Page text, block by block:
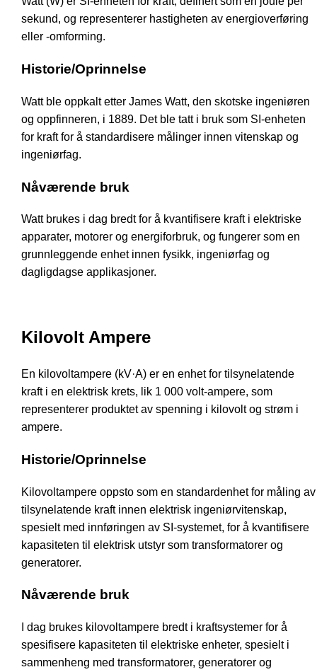
sekund, og representerer hastigheten av energioverføring
eller -omforming.
Historie/Oprinnelse
Watt ble oppkalt etter James Watt, den skotske ingeniøren
og oppfinneren, i 1889. Det ble tatt i bruk som SI-enheten
for kraft for å standardisere målinger innen vitenskap og
ingeniørfag.
Nåværende bruk
Watt brukes i dag bredt for å kvantifisere kraft i elektriske
apparater, motorer og energiforbruk, og fungerer som en
grunnleggende enhet innen fysikk, ingeniørfag og
dagligdagse applikasjoner.
Kilovolt Ampere
En kilovoltampere (kV·A) er en enhet for tilsynelatende
kraft i en elektrisk krets, lik 1 000 volt-ampere, som
representerer produktet av spenning i kilovolt og strøm i
ampere.
Historie/Oprinnelse
Kilovoltampere oppsto som en standardenhet for måling av
tilsynelatende kraft innen elektrisk ingeniørvitenskap,
spesielt med innføringen av SI-systemet, for å kvantifisere
kapasiteten til elektrisk utstyr som transformatorer og
generatorer.
Nåværende bruk
I dag brukes kilovoltampere bredt i kraftsystemer for å
spesifisere kapasiteten til elektriske enheter, spesielt i
sammenheng med transformatorer, generatorer og